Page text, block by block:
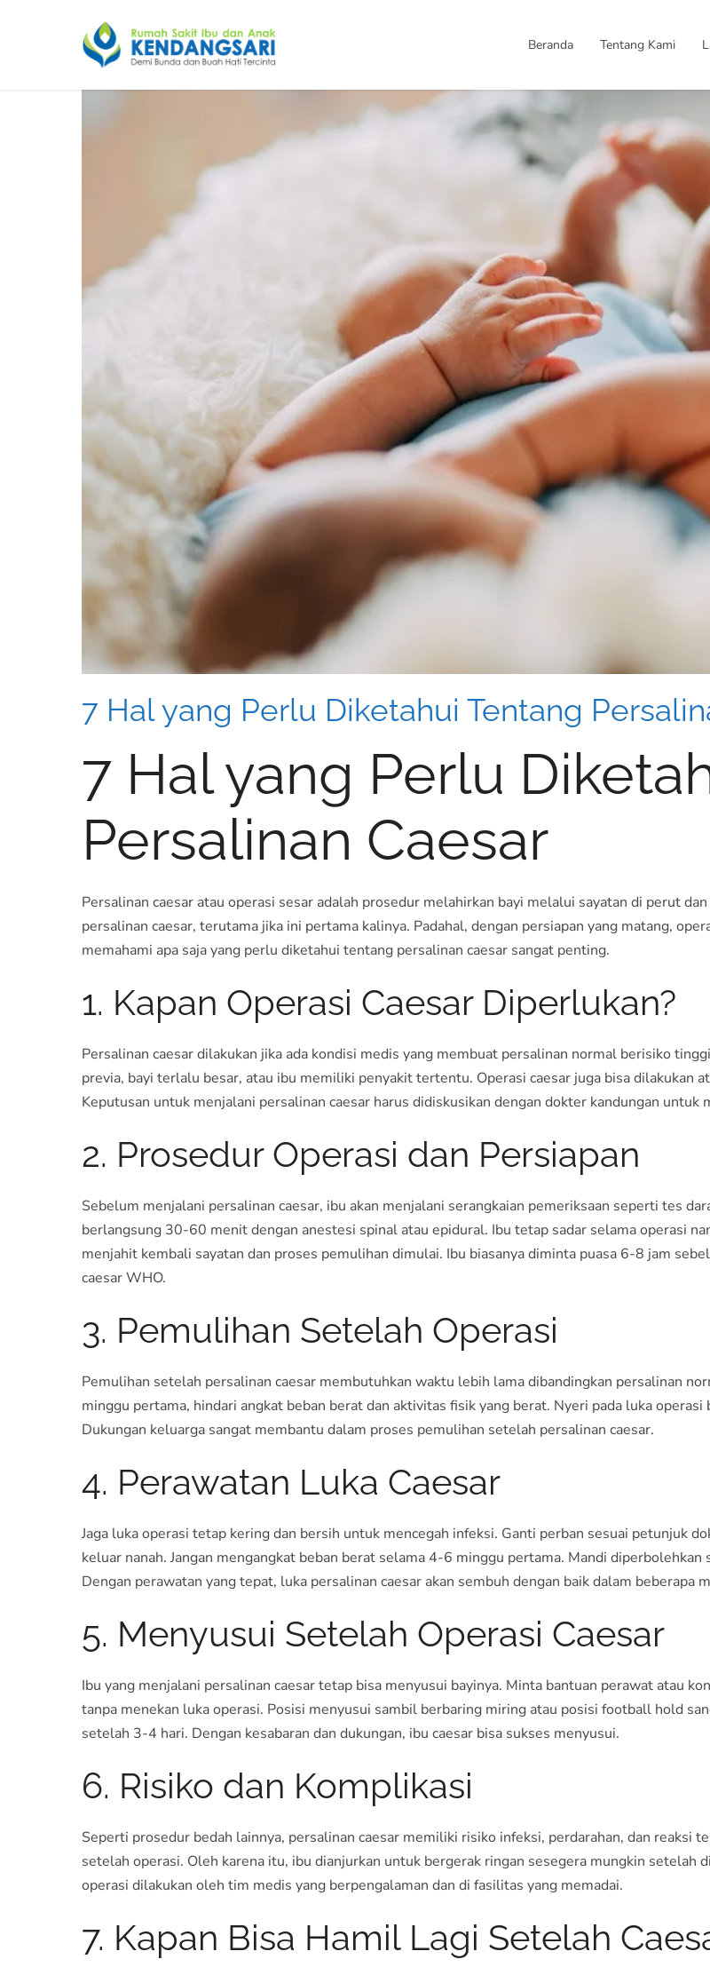
Beranda Tentang Kami
7 Hal yang Perlu Diketahui Tentang
7 Hal yang Perlu
Persalinan Caesar
Persalinan caesar atau operasi sesar adalah prosedur melahirkan bayi melalui sayatan di perut
persalinan caesar, terutama jika ini pertama kalinya. Padahal, dengan persiapan yang matang,
memahami apa saja yang perlu diketahui tentang persalinan caesar sangat penting.
1. Kapan Operasi Caesar Diperlukan?
Persalinan caesar dilakukan jika ada kondisi medis yang membuat persalinan normal berisiko
previa, bayi terlalu besar, atau ibu memiliki penyakit tertentu. Operasi caesar juga bisa dilakukan
Keputusan untuk menjalani persalinan caesar harus didiskusikan dengan dokter kandungan untuk
2. Prosedur Operasi dan Persiapan
Sebelum menjalani persalinan caesar, ibu akan menjalani serangkaian pemeriksaan seperti tes
berlangsung 30-60 menit dengan anestesi spinal atau epidural. Ibu tetap sadar selama operasi
menjahit kembali sayatan dan proses pemulihan dimulai. Ibu biasanya diminta puasa 6-8 jam
caesar WHO.
3. Pemulihan Setelah Operasi
Pemulihan setelah persalinan caesar membutuhkan waktu lebih lama dibandingkan persalinan
minggu pertama, hindari angkat beban berat dan aktivitas fisik yang berat. Nyeri pada luka
Dukungan keluarga sangat membantu dalam proses pemulihan setelah persalinan caesar.
4. Perawatan Luka Caesar
Jaga luka operasi tetap kering dan bersih untuk mencegah infeksi. Ganti perban sesuai petunjuk
keluar nanah. Jangan mengangkat beban berat selama 4-6 minggu pertama. Mandi
Dengan perawatan yang tepat, luka persalinan caesar akan sembuh dengan baik dalam beberapa
5. Menyusui Setelah Operasi Caesar
Ibu yang menjalani persalinan caesar tetap bisa menyusui bayinya. Minta bantuan perawat atau
tanpa menekan luka operasi. Posisi menyusui sambil berbaring miring atau posisi football hold
setelah 3-4 hari. Dengan kesabaran dan dukungan, ibu caesar bisa sukses menyusui.
6. Risiko dan Komplikasi
Seperti prosedur bedah lainnya, persalinan caesar memiliki risiko infeksi, perdarahan, dan reaksi
setelah operasi. Oleh karena itu, ibu dianjurkan untuk bergerak ringan sesegera mungkin
operasi dilakukan oleh tim medis yang berpengalaman dan di fasilitas yang memadai.
7. Kapan Bisa Hamil Lagi Setelah